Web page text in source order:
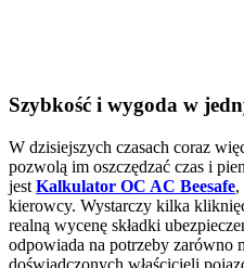
Szybkość i wygoda w
W dzisiejszych czasach coraz
pozwolą im oszczędzać czas i
jest Kalkulator OC AC Beesafe,
kierowcy. Wystarczy kilka
realną wycenę składki
odpowiada na potrzeby zarówno
doświadczonych właścicieli